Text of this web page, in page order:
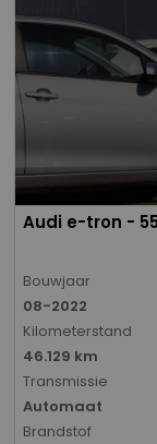
Audi e-tron -
Bouwjaar
08-2022
Kilometerstand
46.129 km
Transmissie
Automaat
Brandstof